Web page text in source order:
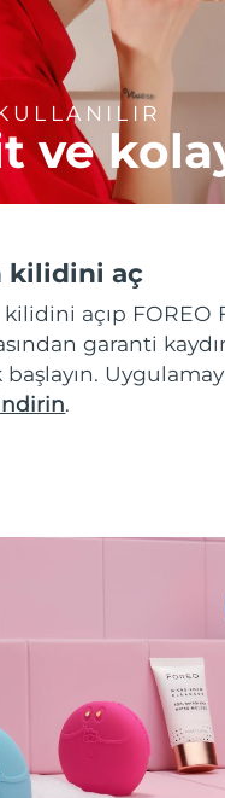
ve
kilidini aç
kilidini açıp FOREO
garanti
başlayın.
.